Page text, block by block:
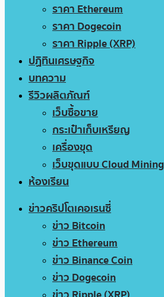
ราคา Ethereum
ราคา Dogecoin
ราคา Ripple (XRP)
ปฏิทินเศรษฐกิจ
บทความ
รีวิวผลิตภัณฑ์
เว็บซื้อขาย
กระเป๋าเก็บเหรียญ
เครื่องขุด
เว็บขุดแบบ Cloud Mining
ห้องเรียน
ข่าวคริปโตเคอเรนซี่
ข่าว Bitcoin
ข่าว Ethereum
ข่าว Binance Coin
ข่าว Dogecoin